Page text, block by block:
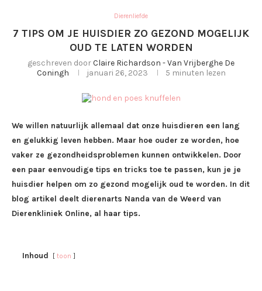
Dierenliefde
7 TIPS OM JE HUISDIER ZO GEZOND MOGELIJK
OUD TE LATEN WORDEN
geschreven doorClaire Richardson - Van Vrijberghe De
Coningh
januari 26, 2023 5 minuten lezen
We willen natuurlijk allemaal dat onze huisdieren een lang
en gelukkig leven hebben. Maar hoe ouder ze worden, hoe
vaker ze gezondheidsproblemen kunnen ontwikkelen. Door
een paar eenvoudige tips en tricks toe te passen, kun je je
huisdier helpen om zo gezond mogelijk oud te worden. In dit
blog artikel deelt dierenarts Nanda van de Weerd van
Dierenkliniek Online, al haar tips.
Inhoud toon